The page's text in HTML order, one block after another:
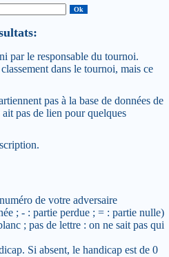
par le responsable du tournoi.
dans le tournoi, mais ce
pas à la base de données de
pas de lien pour quelques
de votre adversaire
; - : partie perdue ; = : partie nulle)
; pas de lettre : on ne sait pas qui
Si absent, le handicap est de 0